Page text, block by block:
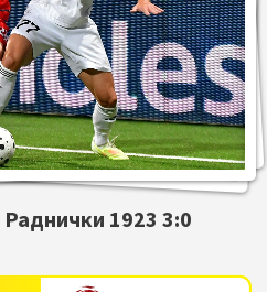
Раднички 1923 3:0